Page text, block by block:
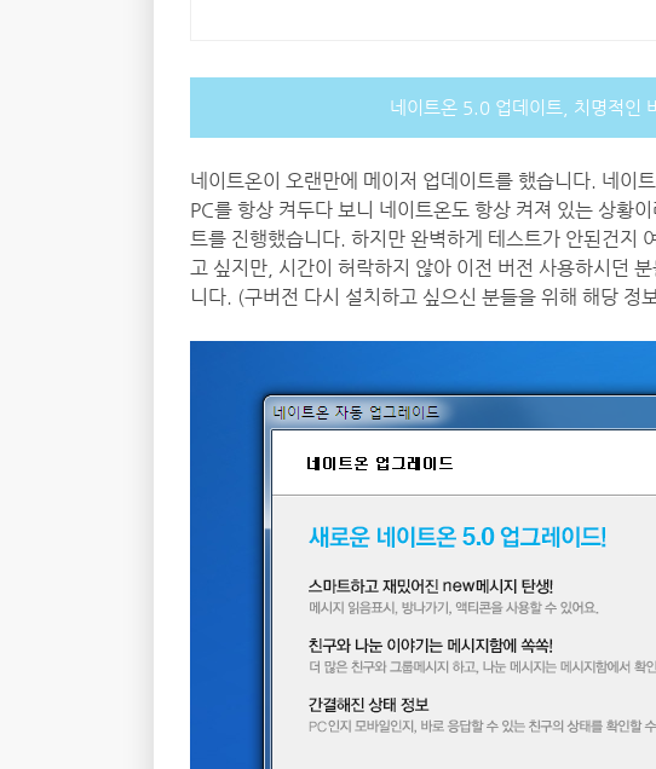
네이트온 5.0 업데이트, 치명적인
네이트온이 오랜만에 메이저 업데이트를 했습니다. 네이
PC를 항상 켜두다 보니 네이트온도 항상 켜져 있는 상황
트를 진행했습니다. 하지만 완벽하게 테스트가 안된건지
고 싶지만, 시간이 허락하지 않아 이전 버전 사용하시던
니다. (구버전 다시 설치하고 싶으신 분들을 위해 해당 정